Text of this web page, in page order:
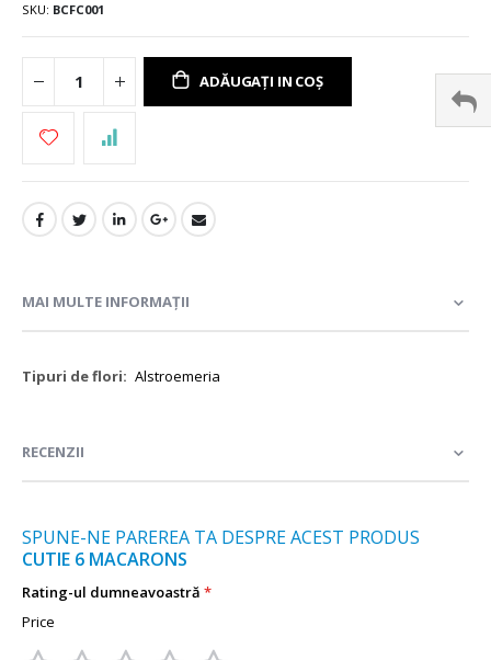
SKU BCFC001
ADĂUGAȚI IN COȘ
MAI MULTE INFORMAȚII
Mai
Alstroemeria
RECENZII
SPUNE-NE PAREREA TA DESPRE ACEST PRODUS
CUTIE 6 MACARONS
Rating-ul dumneavoastră
Price